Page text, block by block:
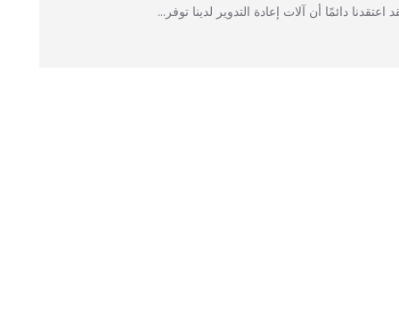
اعتقدنا دائمًا أن آلات إعادة التدوير لدينا توفر...